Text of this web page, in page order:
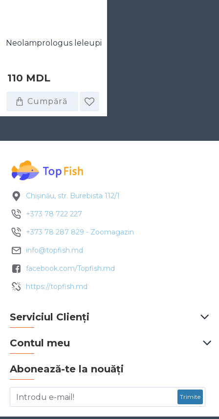
Neolamprologus leleupi
110 MDL
Cumpără
Chișinău, str. Burebista 112/1
+373 78 722 227
+373 78 287 829 - Zoomagazin
info@topfish.md
facebook.com/Topfish.md
https://topfish.md
Serviciul Clienți
Contul meu
Abonează-te la nouăți
Trimite